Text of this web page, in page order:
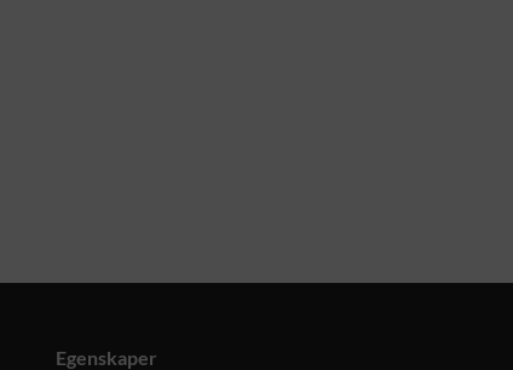
Egenskaper